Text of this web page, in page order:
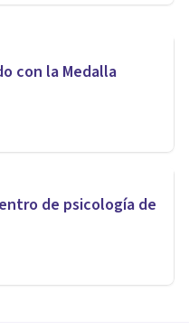
con la Medalla
de psicología de